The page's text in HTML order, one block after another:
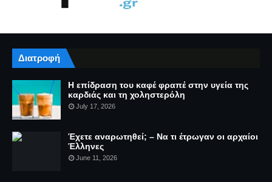
Διατροφή
Η επίδραση του καφέ φραπέ στην υγεία της
καρδιάς και τη χοληστερόλη
July 17, 2026
Έχετε αναρωτηθεί; – Να τι έτρωγαν οι αρχαίοι
Έλληνες
June 11, 2026